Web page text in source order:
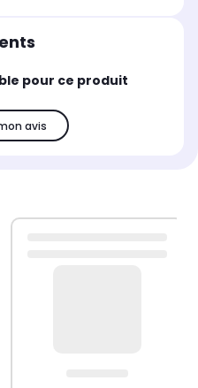
pour ce produit
avis